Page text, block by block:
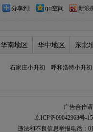
分享到: qq空间 新浪
华南地区 华中地区 东北
石家庄小升初 呼和浩特小升初
广告合作
京ICP备09042963号-15
违法和不良信息举报电话：